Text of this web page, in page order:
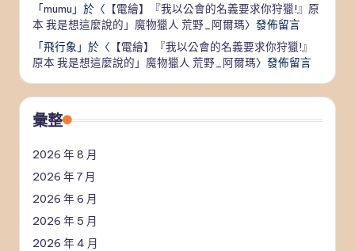
「mumu 」於〈 【電繪】『我以公會的名義要求你狩獵!』原
本 我是想這麼說的」魔物獵人 荒野_阿爾瑪〉發佈留言
「飛行象 」於〈 【電繪】『我以公會的名義要求你狩獵!』
原本 我是想這麼說的」魔物獵人 荒野_阿爾瑪〉發佈留言
彙整
2026 年 8 月
2026 年 7 月
2026 年 6 月
2026 年 5 月
2026 年 4 月